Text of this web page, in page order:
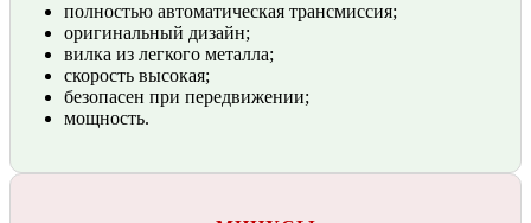
полностью автоматическая трансмиссия;
оригинальный дизайн;
вилка из легкого металла;
скорость высокая;
безопасен при передвижении;
мощность.